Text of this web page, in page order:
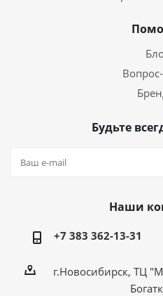
Будьте
Наши
+7 383 362-13-31
г.Новосибирск, ТЦ